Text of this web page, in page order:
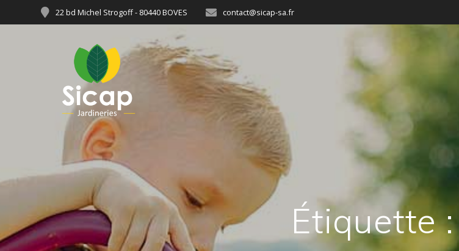
22 bd Michel Strogoff - 80440 BOVES contact@sicap-sa.fr
Étiquette :